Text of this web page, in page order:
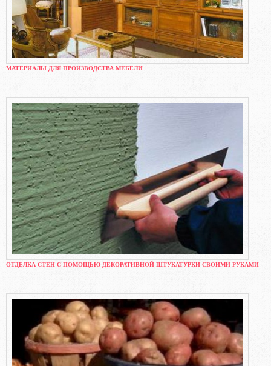
МАТЕРИАЛЫ ДЛЯ ПРОИЗВОДСТВА МЕБЕЛИ
ОТДЕЛКА СТЕН С ПОМОЩЬЮ ДЕКОРАТИВНОЙ ШТУКАТУРКИ СВОИМИ РУКАМИ